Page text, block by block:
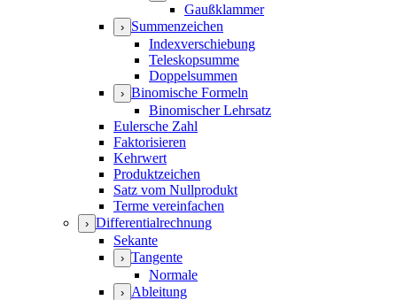
Gaußklammer
› Summenzeichen
Indexverschiebung
Teleskopsumme
Doppelsummen
› Binomische Formeln
Binomischer Lehrsatz
Eulersche Zahl
Faktorisieren
Kehrwert
Produktzeichen
Satz vom Nullprodukt
Terme vereinfachen
› Differentialrechnung
Sekante
› Tangente
Normale
› Ableitung